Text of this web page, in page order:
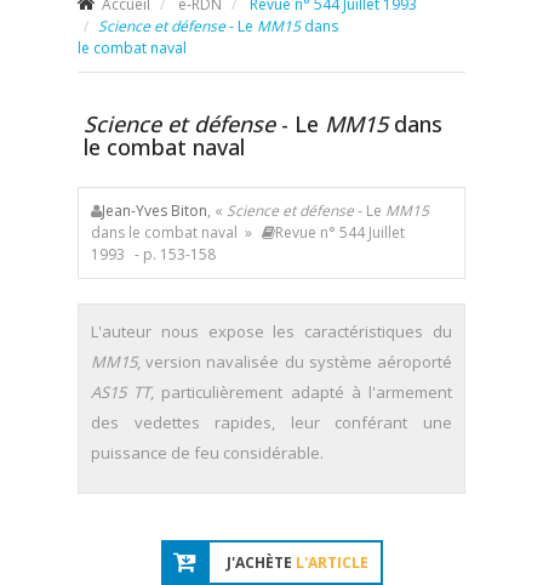
Accueil e-RDN
Revue n° 544 Juillet 1993
Science et défense- Le MM15dans
le combat naval
Science et défense- Le MM15dans
le combat naval
Jean-Yves Biton, « Science et défense- Le MM15
dans le combat naval »
Revue n° 544 Juillet
1993 - p. 153-158
L'auteur nous expose les caractéristiques du
MM15, version navalisée du système aéroporté
AS15 TT, particulièrement adapté à l'armement
des vedettes rapides, leur conférant une
puissance de feu considérable.
J'ACHÈTE L'ARTICLE